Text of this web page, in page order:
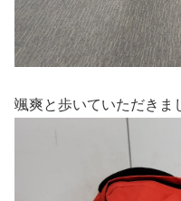
颯爽と歩いていただきま